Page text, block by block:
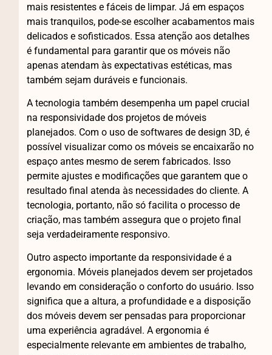
mais resistentes e fáceis de limpar. Já em espaços
mais tranquilos, pode-se escolher acabamentos mais
delicados e sofisticados. Essa atenção aos detalhes
é fundamental para garantir que os móveis não
apenas atendam às expectativas estéticas, mas
também sejam duráveis e funcionais.
A tecnologia também desempenha um papel crucial
na responsividade dos projetos de móveis
planejados. Com o uso de softwares de design 3D, é
possível visualizar como os móveis se encaixarão no
espaço antes mesmo de serem fabricados. Isso
permite ajustes e modificações que garantem que o
resultado final atenda às necessidades do cliente. A
tecnologia, portanto, não só facilita o processo de
criação, mas também assegura que o projeto final
seja verdadeiramente responsivo.
Outro aspecto importante da responsividade é a
ergonomia. Móveis planejados devem ser projetados
levando em consideração o conforto do usuário. Isso
significa que a altura, a profundidade e a disposição
dos móveis devem ser pensadas para proporcionar
uma experiência agradável. A ergonomia é
especialmente relevante em ambientes de trabalho,